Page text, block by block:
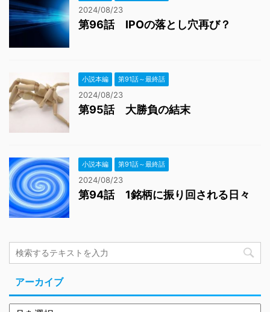
2024/08/23
第96話 IPOの落とし穴再び？
小説本編 第91話～最終話
2024/08/23
第95話 大勝負の結末
小説本編 第91話～最終話
2024/08/23
第94話 1銘柄に振り回される日々
アーカイブ